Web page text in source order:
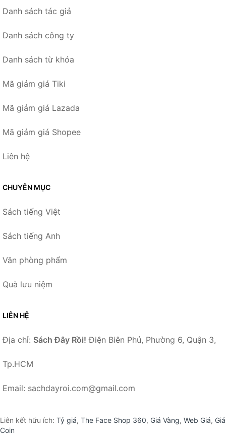
Danh sách tác giả
Danh sách công ty
Danh sách từ khóa
Mã giảm giá Tiki
Mã giảm giá Lazada
Mã giảm giá Shopee
Liên hệ
CHUYÊN MỤC
Sách tiếng Việt
Sách tiếng Anh
Văn phòng phẩm
Quà lưu niệm
LIÊN HỆ
Địa chỉ: Sách Đây Rồi! Điện Biên Phủ, Phường 6, Quận 3,
Tp.HCM
Email: sachdayroi.com@gmail.com
Liên kết hữu ích: Tỷ giá, The Face Shop 360, Giá Vàng, Web Giá, Giá
Coin